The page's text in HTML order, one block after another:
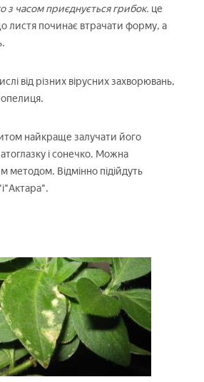
з часом приєднується грибок. це
листя починає втрачати форму, а
від різних вірусних захворювань,
найкраще залучати його
і сонечко. Можна
методом. Відмінно підійдуть